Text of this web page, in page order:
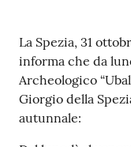
C
Contenuto
La Spezia, 31
informa che da
Archeologico
Giorgio della
autunnale: